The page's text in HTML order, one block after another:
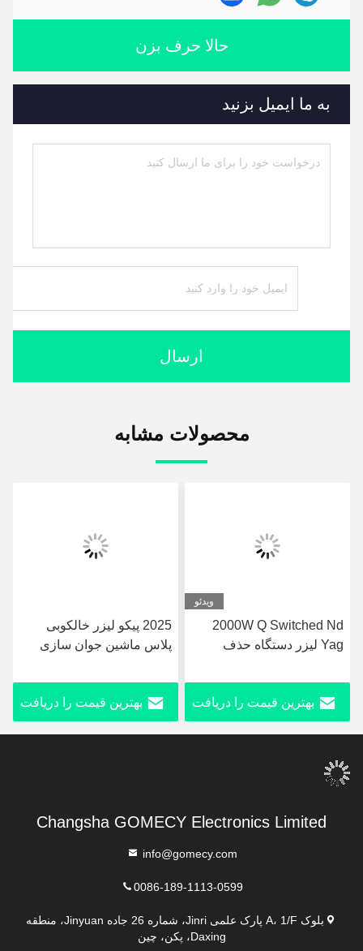
حالا حرف بزن
به ما ایمیل بزنید
ارسال
محصولات مشابه
2025 پیکو لیزر خالکوبی
پلاس ماشین جوان سازی
755nm پیکو ماشین لزر دوم
بهترین قیمت را دریافت
دستگاه لیزر پیکو گومیسی
پرو ND YAG برای درمان
حذف خالکوبی
بهترین قیمت را
Changsha GOMECY Electronics Limited
info@gomecy.com
0086-189-1113-0599
بلوک A، 1/F پارک علمی Jinri، شماره 26 جاده Jinyuan، منطقه
Daxing، پکن، چین